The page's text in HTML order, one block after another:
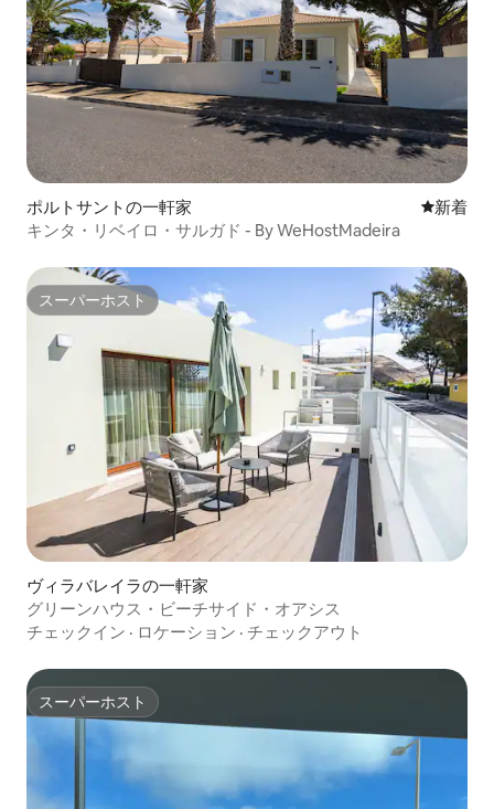
ポルトサントの一軒家 新しい宿
新着
キンタ・リベイロ・サルガド - By WeHostMadeira
スーパーホスト
スーパーホスト
ヴィラバレイラの一軒家
グリーンハウス・ビーチサイド・オアシス
チェックイン · ロケーション · チェックアウト
スーパーホスト
スーパーホスト